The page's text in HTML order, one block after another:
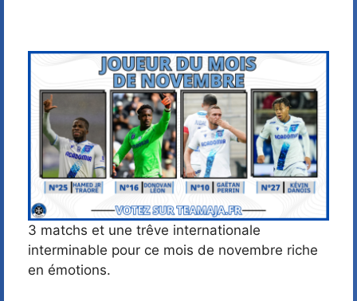
3 matchs et une trêve internationale
interminable pour ce mois de novembre riche
en émotions.